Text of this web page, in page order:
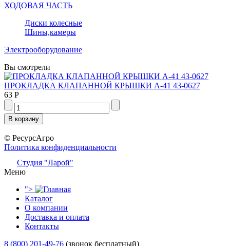
ХОДОВАЯ ЧАСТЬ
Диски колесные
Шины,камеры
Электрооборудование
Вы смотрели
ПРОКЛАДКА КЛАПАННОЙ КРЫШКИ А-41 43-0627
63 Р
© РесурсАгро
Политика конфиденциальности
Студия "Ларой"
Меню
">
Каталог
О компании
Доставка и оплата
Контакты
8 (800) 201-49-76 (звонок бесплатный)